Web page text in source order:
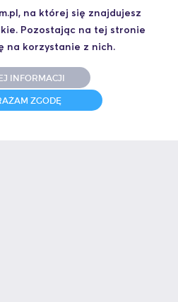
na której się znajdujesz
Pozostając na tej stronie
na korzystanie z nich.
INFORMACJI
ZGODĘ